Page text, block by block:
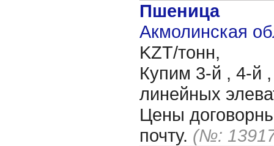
Пшеница
Акмолинская
KZT/тонн,
Купим 3-й , 4-й
линейных
Цены
почту. (№: